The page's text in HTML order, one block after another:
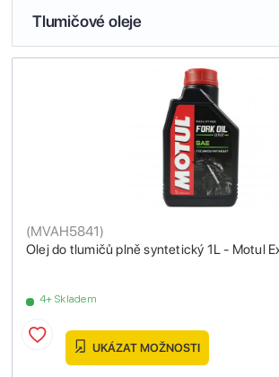
Tlumičové oleje
Olej do tlumičů plně syntetický 1L - Motul
(MVAH5841)
4+ Skladem
UKÁZAT MOŽNOSTI